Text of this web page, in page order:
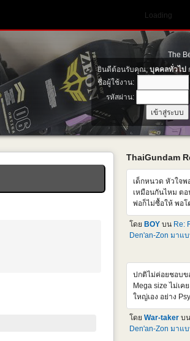
The
Loading
ยินดีต้อนรับคุณ,บุคคลทั่วไป
ชื่อผู้ใช้งาน:
รหัสผ่าน:
ThaiGundam
เด็กหนวด หัวใจพ
เหมือนกันไหม ต
พ่อก็ไม่ซื้อให้ พอ
เหมือนตอนเด็กๆ
ซื้ออีก เศร้าเคล้า
โดย BOY บน Re:
Den'an-Zon มาแ
ปกติไม่ค่อยชอบข
Mega size ไม่เค
ใหญ่เอง อย่าง
เจออันนี้ชักใจสั่น
99000 เยน แต่คิ
คงพอซื้อไหวมั้ง
โดย War-taker บน
Den'an-Zon มาแ